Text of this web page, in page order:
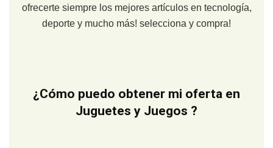
ofrecerte siempre los mejores artículos en tecnología,
deporte y mucho más! selecciona y compra!
¿Cómo puedo obtener mi oferta en
Juguetes y Juegos ?